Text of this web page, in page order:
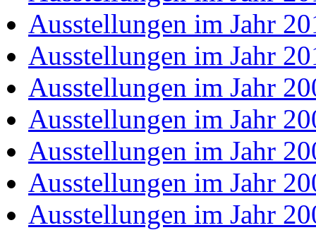
Ausstellungen im Jahr
Ausstellungen im Jahr
Ausstellungen im Jahr
Ausstellungen im Jahr
Ausstellungen im Jahr
Ausstellungen im Jahr
Ausstellungen im Jahr